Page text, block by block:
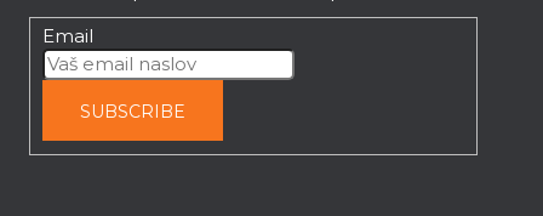
Email
SUBSCRIBE